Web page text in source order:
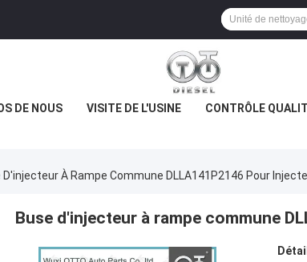
DE NOUS VISITE DE L'USINE CONTRÔLE
D'injecteur À Rampe Commune DLLA141P2146 Pour
Buse d'injecteur à rampe commune